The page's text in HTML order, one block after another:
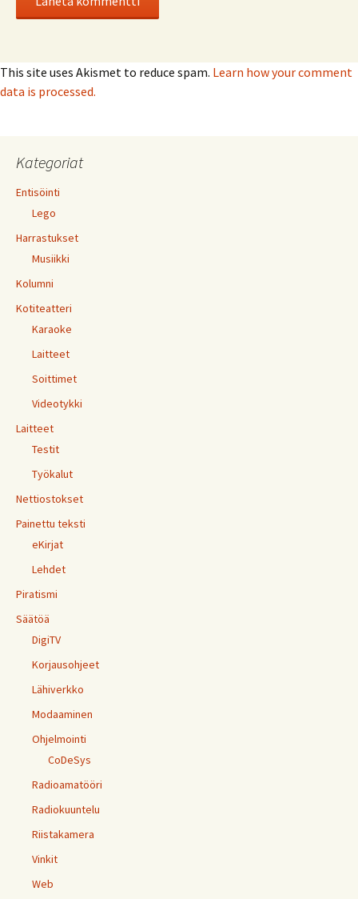
This site uses Akismet to reduce spam. Learn how your comment
data is processed.
Kategoriat
Entisöinti
Lego
Harrastukset
Musiikki
Kolumni
Kotiteatteri
Karaoke
Laitteet
Soittimet
Videotykki
Laitteet
Testit
Työkalut
Nettiostokset
Painettu teksti
eKirjat
Lehdet
Piratismi
Säätöä
DigiTV
Korjausohjeet
Lähiverkko
Modaaminen
Ohjelmointi
CoDeSys
Radioamatööri
Radiokuuntelu
Riistakamera
Vinkit
Web